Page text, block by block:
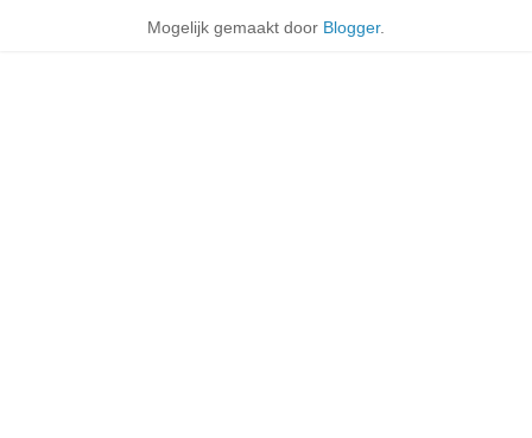
Mogelijk gemaakt door Blogger.